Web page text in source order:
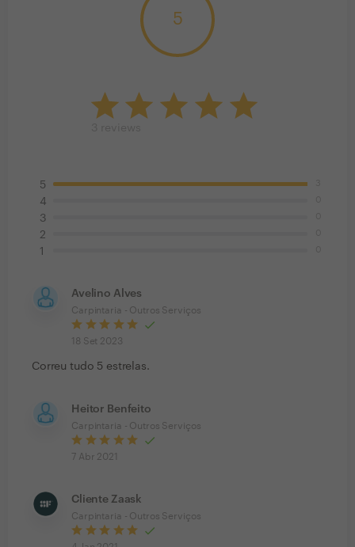
5
5
4
3
2
1
Avelino Alves
Carpintaria - Outros Serviços
18 Set 2023
Correu tudo 5 estrelas.
Heitor Benfeito
Carpintaria - Outros Serviços
7 Abr 2021
Cliente Zaask
Carpintaria - Outros Serviços